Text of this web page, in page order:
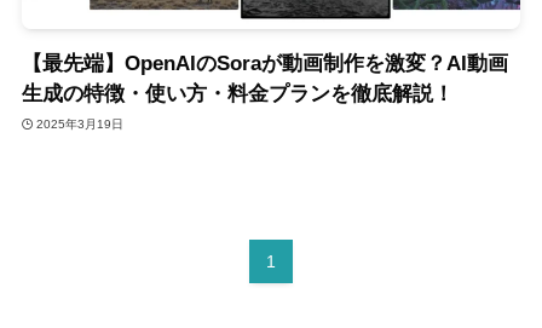
【最先端】OpenAIのSoraが動画制作を激変？AI動画
生成の特徴・使い方・料金プランを徹底解説！
2025年3月19日
1